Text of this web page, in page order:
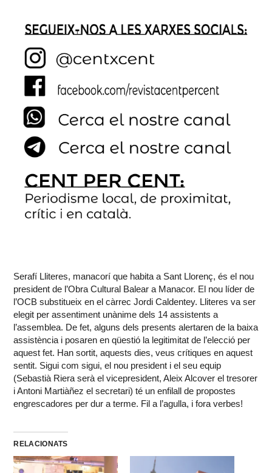
Serafí Lliteres, manacorí que habita a Sant Llorenç, és el nou
president de l’Obra Cultural Balear a Manacor. El nou líder de
l’OCB substitueix en el càrrec Jordi Caldentey. Lliteres va ser
elegit per assentiment unànime dels 14 assistents a
l’assemblea. De fet, alguns dels presents alertaren de la baixa
assistència i posaren en qüestió la legitimitat de l’elecció per
aquest fet. Han sortit, aquests dies, veus crítiques en aquest
sentit. Sigui com sigui, el nou president i el seu equip
(Sebastià Riera serà el vicepresident, Aleix Alcover el tresorer
i Antoni Martiàñez el secretari) té un enfilall de propostes
engrescadores per dur a terme. Fil a l’agulla, i fora verbes!
RELACIONATS